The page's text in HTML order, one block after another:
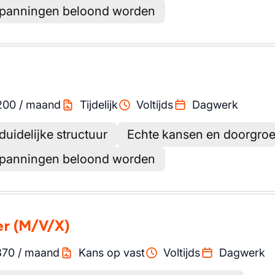
beloond worden
/ maand Tijdelijk Voltijds Dagwerk
structuur
Echte kansen en
beloond worden
(M/V/X)
/ maand Kans op vast Voltijds Dagwerk